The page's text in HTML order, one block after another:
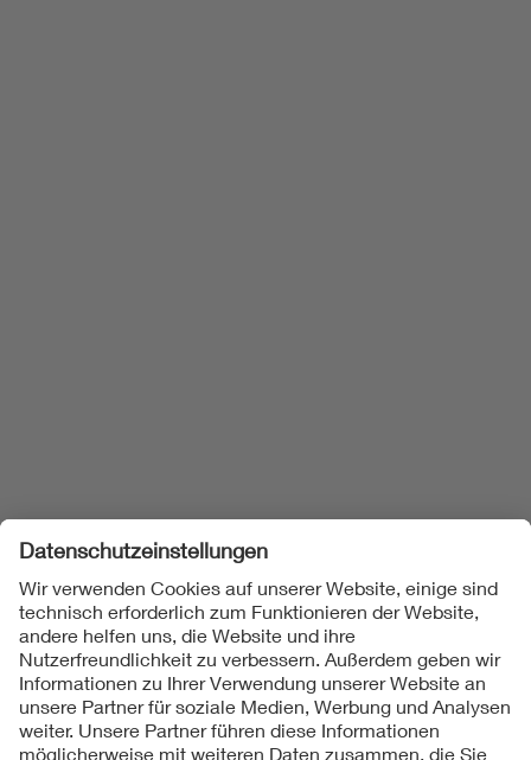
Weitere Postings anzeigen ...
Das könnte Sie auch interessieren